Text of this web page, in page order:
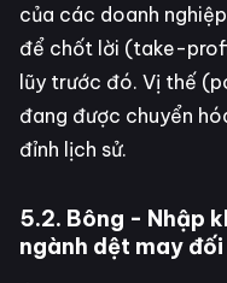
của các doanh
để chốt lời (take-
lũy trước đó. Vị thế
đang được chuyển
đỉnh lịch sử.
5.2. Bông - Nhập
ngành dệt may